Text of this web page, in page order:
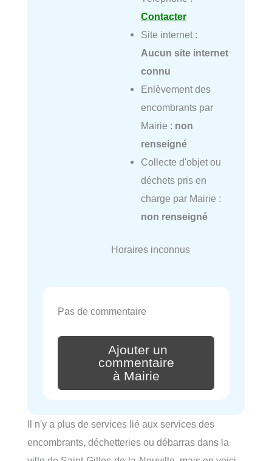
Contacter
Site internet :
Aucun site internet
connu
Enlèvement des
encombrants par
Mairie : non
renseigné
Collecte d'objet ou
déchets pris en
charge par Mairie :
non renseigné
Horaires inconnus
Pas de commentaire
Ajouter un
commentaire
à Mairie
Il n'y a plus de services lié aux services des
encombrants, déchetteries ou débarras dans la